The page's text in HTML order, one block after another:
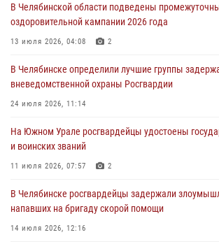
На Южном Урале сотрудники Росгвардии
подозреваемого в совершении убийства
В Челябинской области росгвардейцами по
задержан подозреваемый в грабеже
В Челябинской области подведены
оздоровительной кампании 2026 года
13 июля 2026, 04:08 2
В Челябинске определили лучшие группы
вневедомственной охраны Росгвардии
24 июля 2026, 11:14
На Южном Урале росгвардейцы удостоены
и воинских званий
11 июля 2026, 07:57 2
В Челябинске росгвардейцы задержали
напавших на бригаду скорой помощи
14 июля 2026, 12:16